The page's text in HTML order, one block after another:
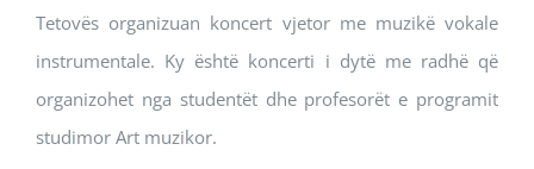
Tetovës organizuan koncert vjetor me muzikë vokale
instrumentale. Ky është koncerti i dytë me radhë që
organizohet nga studentët dhe profesorët e programit
studimor Art muzikor.